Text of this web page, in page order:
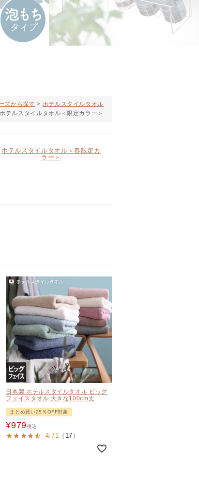
ズから探す
ホテルスタイルタオル
ホテルスタイルタオル＜限定カラー＞
ホテルスタイルタオル＜春限定カ
ラー＞
日本製 ホテルスタイルタオル ビッグ
フェイスタオル 大きな100cm丈
まとめ買い25％OFF対象
¥979税込
4.71 （ 17 ）